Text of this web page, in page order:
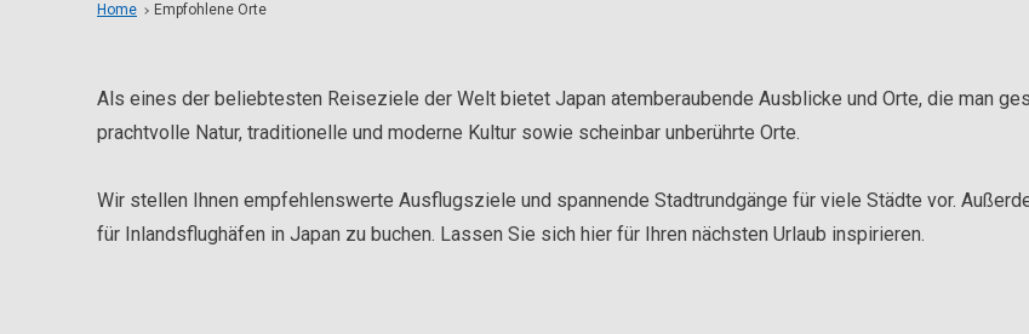
Home Empfohlene Orte
Als eines der beliebtesten Reiseziele der Welt bietet Japan atemberaubende Ausblicke und Orte, die man
prachtvolle Natur, traditionelle und moderne Kultur sowie scheinbar unberührte Orte.
Wir stellen Ihnen empfehlenswerte Ausflugsziele und spannende Stadtrundgänge für viele Städte vor.
für Inlandsflughäfen in Japan zu buchen. Lassen Sie sich hier für Ihren nächsten Urlaub inspirieren.